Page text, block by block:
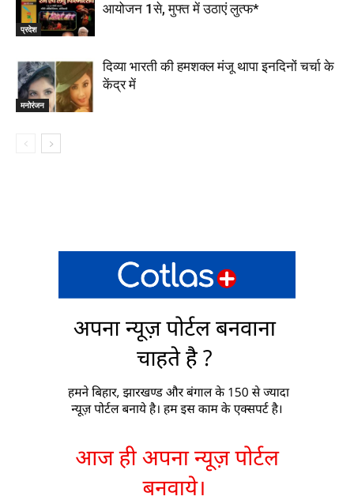
प्रदेश
आयोजन 1से, मुफ्त में उठाएं लुत्फ*
मनोरंजन
दिव्या भारती की हमशक्ल मंजू थापा इनदिनों चर्चा के
केंद्र में